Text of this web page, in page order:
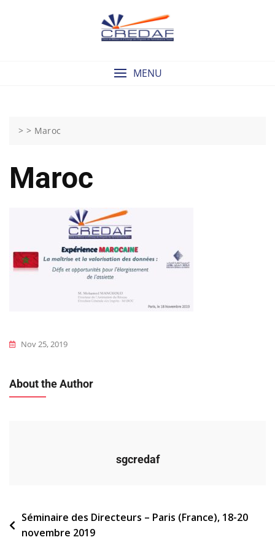
MENU
> > Maroc
Maroc
Nov 25, 2019
About the Author
sgcredaf
Navigation
de
Séminaire des Directeurs – Paris (France), 18-20
novembre 2019